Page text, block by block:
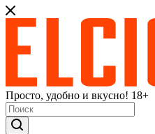
Просто, удобно и вкусно! 18+